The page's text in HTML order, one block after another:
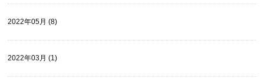
2022年05月 (8)
2022年03月 (1)